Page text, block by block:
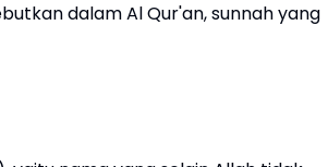
dalam Al Qur'an, sunnah yang